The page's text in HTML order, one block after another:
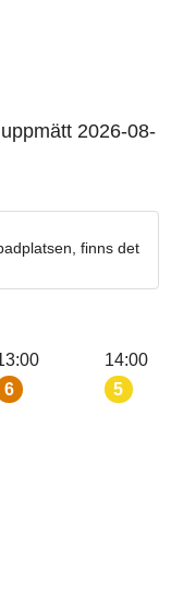
uppmätt 2026-08-
finns det
6
14:00
5